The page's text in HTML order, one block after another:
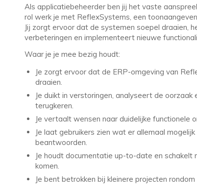
Als applicatiebeheerder ben jij het vaste
rol werk je met ReflexSystems, een
Jij zorgt ervoor dat de systemen soepel draaien,
verbeteringen en implementeert nieuwe
Waar je je mee bezig houdt:
Je zorgt ervoor dat de ERP-omgeving van
draaien.
Je duikt in verstoringen, analyseert de
terugkeren.
Je vertaalt wensen naar duidelijke functionele
Je laat gebruikers zien wat er allemaal
beantwoorden.
Je houdt documentatie up-to-date en schakelt
komen.
Je bent betrokken bij kleinere projecten